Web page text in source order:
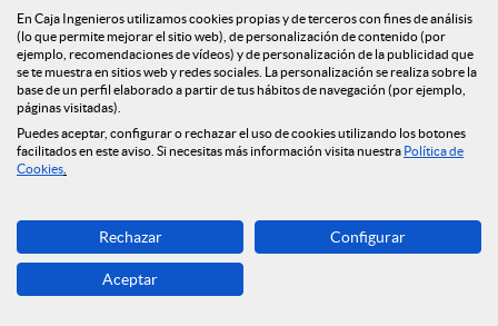
R
e
d
e
Entrevista a Félix
Masjuan en El
Economista
En Caja Ingenieros utilizamos cookies propias y de terceros con fines de análisis
(lo que permite mejorar el sitio web), de personalización de contenido (por
ejemplo, recomendaciones de vídeos) y de personalización de la publicidad que
se te muestra en sitios web y redes sociales. La personalización se realiza sobre la
base de un perfil elaborado a partir de tus hábitos de navegación (por ejemplo,
páginas visitadas).
Puedes aceptar, configurar o rechazar el uso de cookies utilizando los botones
facilitados en este aviso. Si necesitas más información visita nuestra Política de
Cookies
Rechazar Configurar
Aceptar